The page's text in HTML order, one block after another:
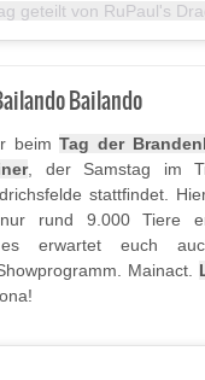
Bailando
beimTag der
, der Samstag im
stattﬁndet.
rund 9.000 Tiere
erwartet euch
Mainact.